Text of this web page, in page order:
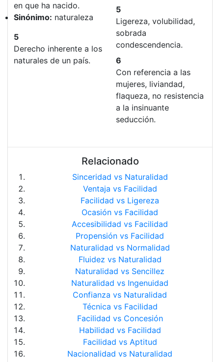
en que ha nacido.
Sinónimo: naturaleza
5
Derecho inherente a los
naturales de un país.
5
Ligereza, volubilidad,
sobrada
condescendencia.
6
Con referencia a las
mujeres, liviandad,
flaqueza, no resistencia
a la insinuante
seducción.
Relacionado
Sinceridad vs Naturalidad
Ventaja vs Facilidad
Facilidad vs Ligereza
Ocasión vs Facilidad
Accesibilidad vs Facilidad
Propensión vs Facilidad
Naturalidad vs Normalidad
Fluidez vs Naturalidad
Naturalidad vs Sencillez
Naturalidad vs Ingenuidad
Confianza vs Naturalidad
Técnica vs Facilidad
Facilidad vs Concesión
Habilidad vs Facilidad
Facilidad vs Aptitud
Nacionalidad vs Naturalidad